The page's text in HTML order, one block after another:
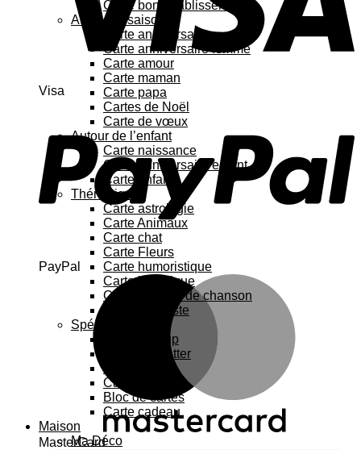
Visa
PayPal
MasterCard
Carte bon rétablissement
Au fil des saisons
Carte anniversaire
Carte anniversaire femme
Carte amour
Carte maman
Carte papa
Cartes de Noël
Carte de vœux
Autour de l’enfant
Carte naissance
Carte anniversaire enfant
Carte enfant
Thématique
Carte astrologie
Carte Animaux
Carte chat
Carte Fleurs
Carte humoristique
Carte botanique
Carte Paroles de chanson
Carte féministe
Spécial
Carte Pop up
Cartes à gratter
Carte à sticker
Bloc de cartes
Carte cadeau
Maison
Ma Déco